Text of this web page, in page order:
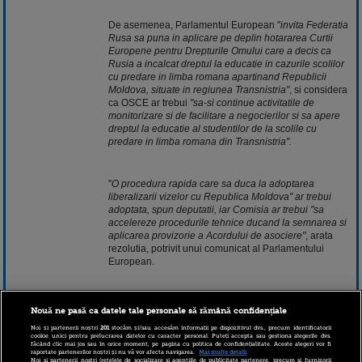
De asemenea, Parlamentul European "invita Federatia
Rusa sa puna in aplicare pe deplin hotararea Curtii
Europene pentru Drepturile Omului care a decis ca
Rusia a incalcat dreptul la educatie in cazurile scolilor
cu predare in limba romana apartinand Republicii
Moldova, situate in regiunea Transnistria", si considera
ca OSCE ar trebui "sa-si continue activitatile de
monitorizare si de facilitare a negocierilor si sa apere
dreptul la educatie al studentilor de la scolile cu
predare in limba romana din Transnistria".
"O procedura rapida care sa duca la adoptarea
liberalizarii vizelor cu Republica Moldova" ar trebui
adoptata, spun deputatii, iar Comisia ar trebui "sa
accelereze procedurile tehnice ducand la semnarea si
aplicarea provizorie a Acordului de asociere", arata
rezolutia, potrivit unui comunicat al Parlamentului
European.
contextul situatiei din regiune, Comisia Europeana ar
trebui sa utilizeze "Instrumentul european pentru
democratie si drepturile omului pentru a sprijini in mod
direct populatia din Transnistria, dar si alte instrumente
Nouă ne pasă ca datele tale personale să rămână confidențiale
Noi și partenerii noștri201stocăm și/sau accesăm informații pe dispozitivul dvs., precum identificatorii
cookie unici pentru prelucrarea datelor cu caracter personal. Puteți accepta sau gestiona alegerile dvs.
făcând clic mai jos sau în orice moment, pe pagina cu politica de confidențialitate. Aceste alegeri vor fi
raportate partenerilor noștri și nu vă vor afecta navigarea.
Mai multe detalii
Noi si partenerii nostri (retelele de socializare si agentiile de publicitate partenere, precum si furnizorii